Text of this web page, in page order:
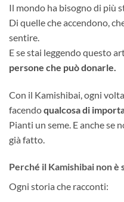
Il mondo ha bisogno di più
Di quelle che accendono,
sentire.
E se stai leggendo questo
persone che può donarle.
Con il Kamishibai, ogni
facendoqualcosa di
Pianti un seme. E anche se
già fatto.
Perché il Kamishibai non è
Ogni storia che racconti: